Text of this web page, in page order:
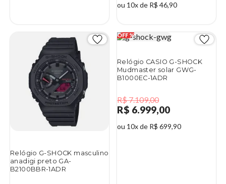
ou 10x de R$ 46,90
Relógio G-SHOCK masculino
anadigi preto GA-
B2100BBR-1ADR
Relógio CASIO G-SHOCK
Mudmaster solar GWG-
B1000EC-1ADR
R$ 7.109,00
R$ 6.999,00
ou 10x de R$ 699,90